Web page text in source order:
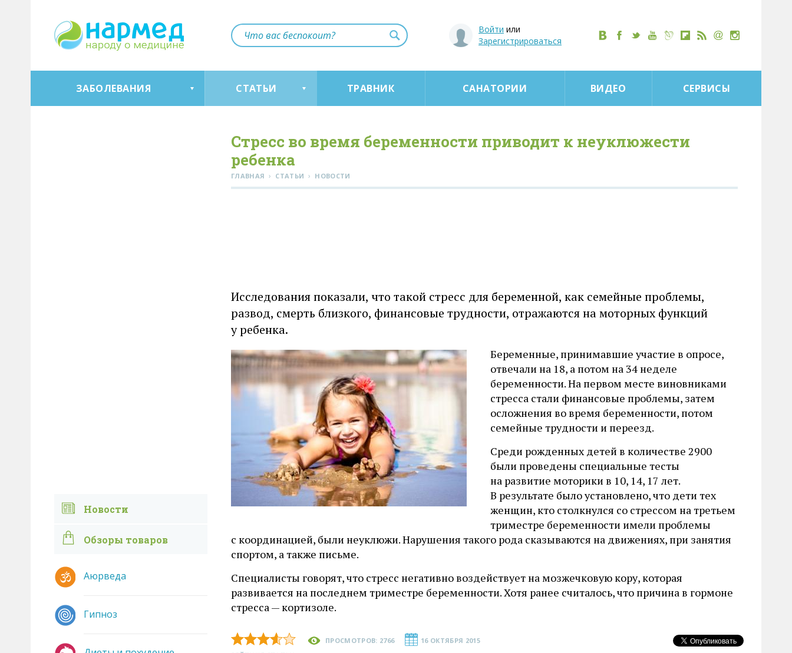
Войти или
Зарегистрироваться
ЗАБОЛЕВАНИЯ СТАТЬИ ТРАВНИК САНАТОРИИ ВИДЕО СЕРВИСЫ
Стресс во время беременности приводит к неуклюжести
ребенка
ГЛАВНАЯ › СТАТЬИ › НОВОСТИ
Исследования показали, что такой стресс для беременной, как семейные проблемы,
развод, смерть близкого, финансовые трудности, отражаются на моторных функций
у ребенка.
Беременные, принимавшие участие в опросе,
отвечали на 18, а потом на 34 неделе
беременности. На первом месте виновниками
стресса стали финансовые проблемы, затем
осложнения во время беременности, потом
семейные трудности и переезд.
Среди рожденных детей в количестве 2900
были проведены специальные тесты
на развитие моторики в 10, 14, 17 лет.
В результате было установлено, что дети тех
женщин, кто столкнулся со стрессом на третьем
триместре беременности имели проблемы
с координацией, были неуклюжи. Нарушения такого рода сказываются на движениях, при занятия
спортом, а также письме.
Специалисты говорят, что стресс негативно воздействует на мозжечковую кору, которая
развивается на последнем триместре беременности. Хотя ранее считалось, что причина в гормоне
стресса — кортизоле.
ПРОСМОТРОВ: 2766 16 ОКТЯБРЯ 2015
Новости
Обзоры товаров
Аюрведа
Гипноз